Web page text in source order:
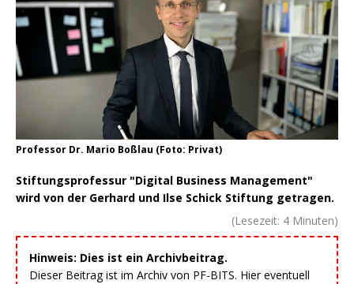
Professor Dr. Mario Boßlau (Foto: Privat)
Stiftungsprofessur "Digital Business Management"
wird von der Gerhard und Ilse Schick Stiftung getragen.
(Lesezeit: 4 Minuten)
Hinweis: Dies ist ein Archivbeitrag.
Dieser Beitrag ist im Archiv von PF-BITS. Hier eventuell